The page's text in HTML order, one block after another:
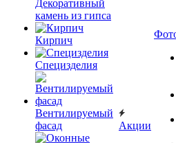
Декоративный
камень из гипса
Кирпич
Специзделия
Вентилируемый
фасад
Акции